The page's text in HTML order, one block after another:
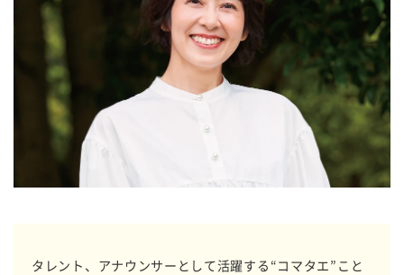
タレント、アナウンサーとして活躍する“コマタエ”こと